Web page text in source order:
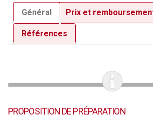
Général Prix et
Références
PROPOSITION DE PRÉPARATION